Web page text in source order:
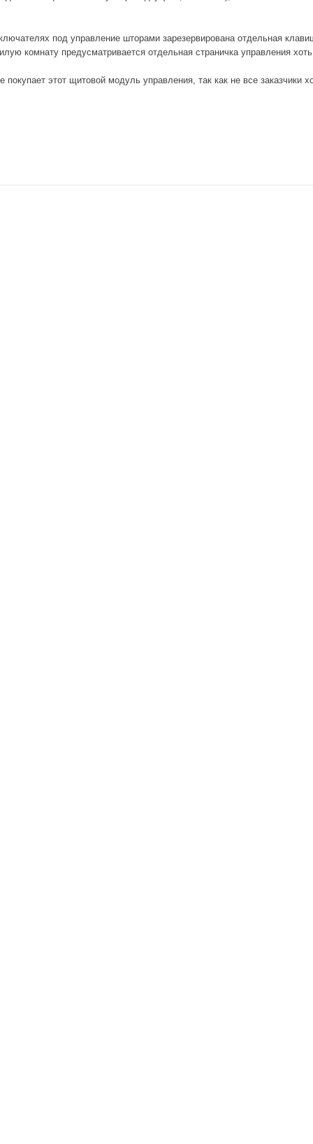
под управление шторами зарезервирована отдельная
комнату предусматривается отдельная страничка управления
покупает этот щитовой модуль управления, так как не все заказчики